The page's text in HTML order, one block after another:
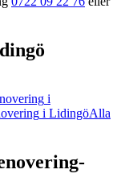
i
i LidingöAlla
-